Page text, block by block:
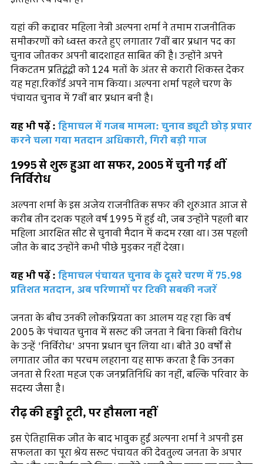
यहां की कद्दावर महिला नेत्री अल्पना शर्मा ने तमाम राजनीतिक
समीकरणों को ध्वस्त करते हुए लगातार 7वीं बार प्रधान पद का
चुनाव जीतकर अपनी बादशाहत साबित की है। उन्होंने अपने
निकटतम प्रतिद्वंद्वी को 124 मतों के अंतर से करारी शिकस्त देकर
यह महा.रिकॉर्ड अपने नाम किया। अल्पना शर्मा पहले चरण के
पंचायत चुनाव में 7वीं बार प्रधान बनी है।
यह भी पढ़ें : हिमाचल में गजब मामला: चुनाव ड्यूटी छोड़ प्रचार
करने चला गया मतदान अधिकारी, गिरी बड़ी गाज
1995 से शुरू हुआ था सफर, 2005 में चुनी गई थीं
निर्विरोध
अल्पना शर्मा के इस अजेय राजनीतिक सफर की शुरुआत आज से
करीब तीन दशक पहले वर्ष 1995 में हुई थी, जब उन्होंने पहली बार
महिला आरक्षित सीट से चुनावी मैदान में कदम रखा था। उस पहली
जीत के बाद उन्होंने कभी पीछे मुड़कर नहीं देखा।
यह भी पढ़ें : हिमाचल पंचायत चुनाव के दूसरे चरण में 75.98
प्रतिशत मतदान, अब परिणामों पर टिकी सबकी नजरें
जनता के बीच उनकी लोकप्रियता का आलम यह रहा कि वर्ष
2005 के पंचायत चुनाव में सरूट की जनता ने बिना किसी विरोध
के उन्हें 'निर्विरोध' अपना प्रधान चुन लिया था। बीते 30 वर्षों से
लगातार जीत का परचम लहराना यह साफ करता है कि उनका
जनता से रिश्ता महज एक जनप्रतिनिधि का नहीं, बल्कि परिवार के
सदस्य जैसा है।
रीढ़ की हड्डी टूटी, पर हौसला नहीं
इस ऐतिहासिक जीत के बाद भावुक हुईं अल्पना शर्मा ने अपनी इस
सफलता का पूरा श्रेय सरूट पंचायत की देवतुल्य जनता के अपार